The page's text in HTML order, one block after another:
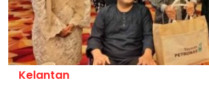
Kelantan